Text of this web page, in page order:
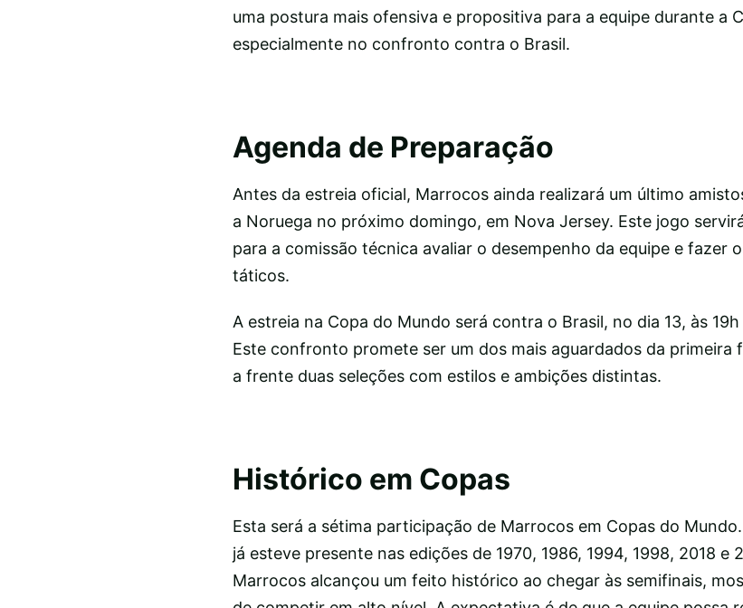
uma postura mais ofensiva e propositiva para a equipe durante a
especialmente no confronto contra o Brasil.
Agenda de Preparação
Antes da estreia oficial, Marrocos ainda realizará um último
a Noruega no próximo domingo, em Nova Jersey. Este jogo
para a comissão técnica avaliar o desempenho da equipe e fazer
táticos.
A estreia na Copa do Mundo será contra o Brasil, no dia 13, às
Este confronto promete ser um dos mais aguardados da primeira
a frente duas seleções com estilos e ambições distintas.
Histórico em Copas
Esta será a sétima participação de Marrocos em Copas do
já esteve presente nas edições de 1970, 1986, 1994, 1998, 2018 e
Marrocos alcançou um feito histórico ao chegar às semifinais,